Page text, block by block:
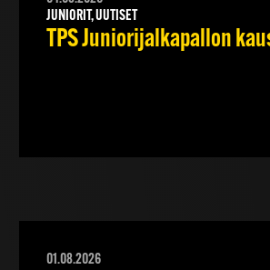
JUNIORIT, UUTISET
TPS Juniorijalkapallon
01.08.2026